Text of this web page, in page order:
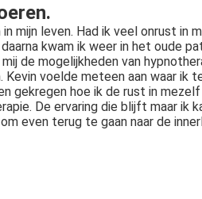
mijn leven. Had ik veel onrust in
kwam ik weer in het oude
de mogelijkheden van
voelde meteen aan waar ik
gekregen hoe ik de rust in
De ervaring die blijft maar ik
even terug te gaan naar de